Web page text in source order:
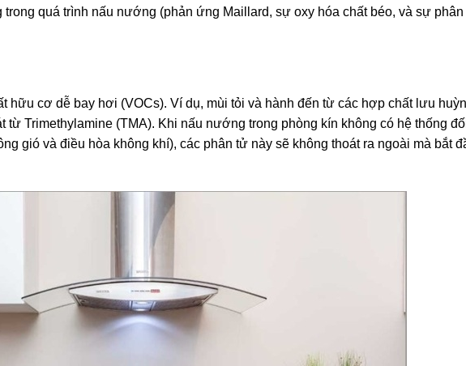
quá trình nấu nướng (phản ứng Maillard, sự oxy hóa chất béo, và sự phân
hữu cơ dễ bay hơi (VOCs). Ví dụ, mùi tỏi và hành đến từ các hợp chất lưu
từ Trimethylamine (TMA). Khi nấu nướng trong phòng kín không có hệ thống
gió và điều hòa không khí), các phân tử này sẽ không thoát ra ngoài mà bắt